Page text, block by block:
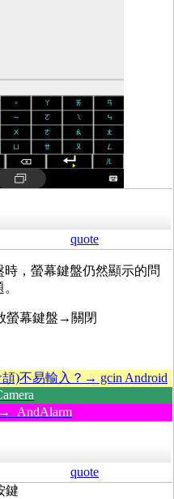
quote
，螢幕鍵盤仍然顯示的問
螢幕鍵盤→關閉
)不易輸入？→ gcin Android
AndAlarm
quote
鍵